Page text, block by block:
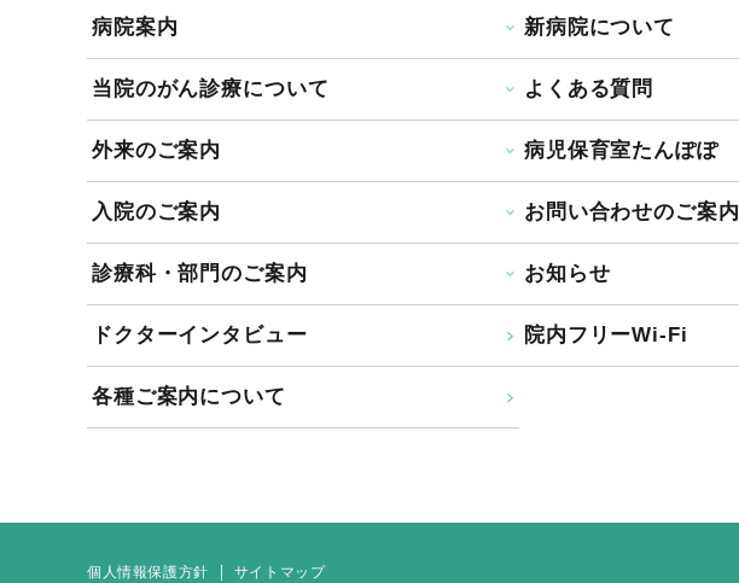
病院案内
当院のがん診療について
外来のご案内
入院のご案内
診療科・部門のご案内
ドクターインタビュー
各種ご案内について
新病院について
よくある質問
病児保育室たんぽぽ
お問い合わせのご案内
お知らせ
院内フリーWi-Fi
個人情報保護方針 サイトマップ